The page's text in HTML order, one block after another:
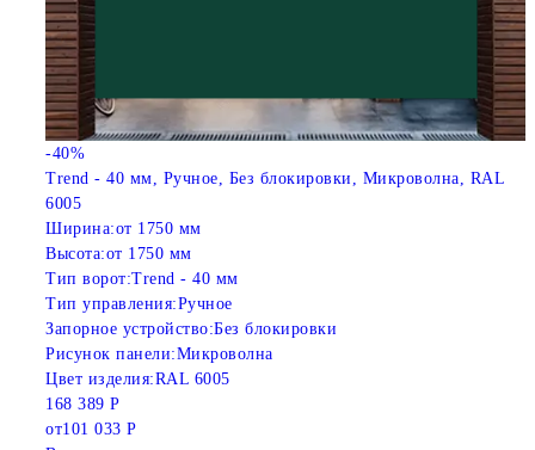
-40%
Trend - 40 мм, Ручное, Без блокировки, Микроволна, RAL
6005
Ширина:от 1750 мм
Высота:от 1750 мм
Тип ворот:Trend - 40 мм
Тип управления:Ручное
Запорное устройство:Без блокировки
Рисунок панели:Микроволна
Цвет изделия:RAL 6005
168 389 Р
от101 033 Р